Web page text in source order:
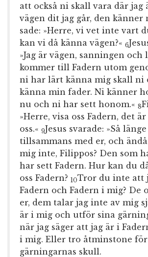
att också ni skall vara där jag
vägen dit jag går, den känner
sade: »Herre, vi vet inte vart
kan vi då känna vägen?« 6
»Jag är vägen, sanningen och
kommer till Fadern utom
ni har lärt känna mig skall ni
känna min fader. Ni känner
nu och ni har sett honom.« 8
»Herre, visa oss Fadern, det
oss.« 9Jesus svarade: »Så
tillsammans med er, och
mig inte, Filippos? Den som
har sett Fadern. Hur kan du
oss Fadern? 10Tror du inte att
Fadern och Fadern i mig? De
er, dem talar jag inte av mig
är i mig och utför sina
när jag säger att jag är i
i mig. Eller tro åtminstone för
gärningarnas skull.